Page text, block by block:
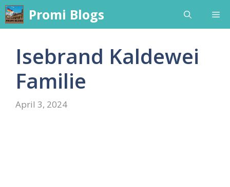
Skip
to
content
Promi Blogs
Isebrand Kaldewei
Familie
April 3, 2024